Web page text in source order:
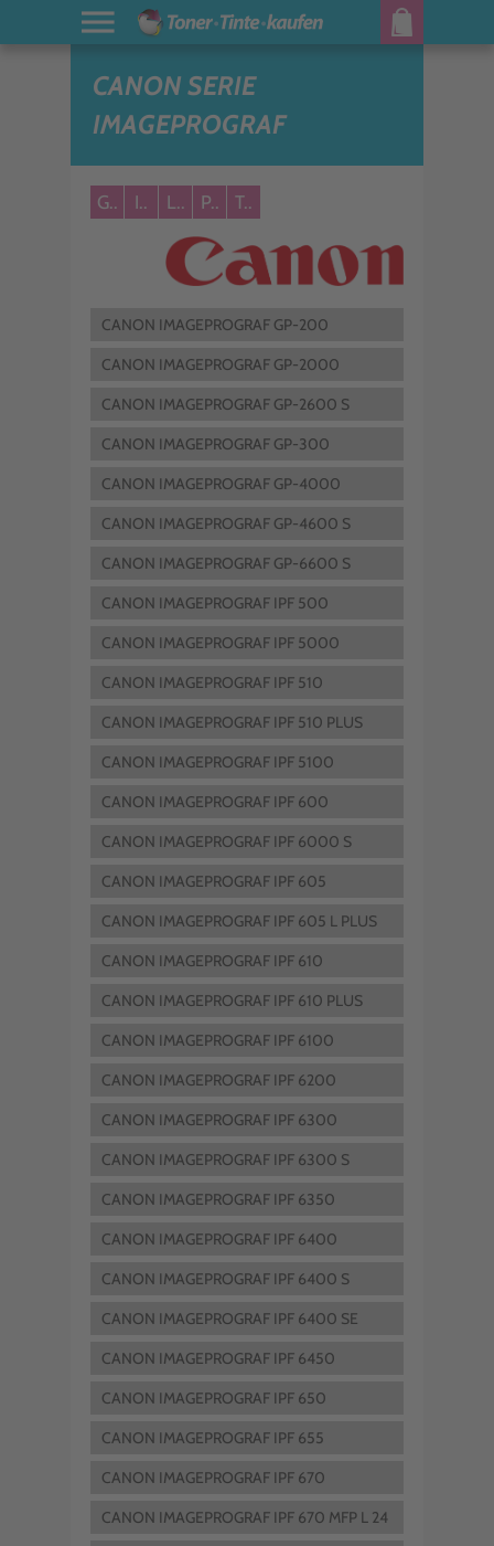
CANON SERIE
IMAGEPROGRAF
G.. I.. L.. P.. T..
CANON IMAGEPROGRAF GP-200
CANON IMAGEPROGRAF GP-2000
CANON IMAGEPROGRAF GP-2600 S
CANON IMAGEPROGRAF GP-300
CANON IMAGEPROGRAF GP-4000
CANON IMAGEPROGRAF GP-4600 S
CANON IMAGEPROGRAF GP-6600 S
CANON IMAGEPROGRAF IPF 500
CANON IMAGEPROGRAF IPF 5000
CANON IMAGEPROGRAF IPF 510
CANON IMAGEPROGRAF IPF 510 PLUS
CANON IMAGEPROGRAF IPF 5100
CANON IMAGEPROGRAF IPF 600
CANON IMAGEPROGRAF IPF 6000 S
CANON IMAGEPROGRAF IPF 605
CANON IMAGEPROGRAF IPF 605 L PLUS
CANON IMAGEPROGRAF IPF 610
CANON IMAGEPROGRAF IPF 610 PLUS
CANON IMAGEPROGRAF IPF 6100
CANON IMAGEPROGRAF IPF 6200
CANON IMAGEPROGRAF IPF 6300
CANON IMAGEPROGRAF IPF 6300 S
CANON IMAGEPROGRAF IPF 6350
CANON IMAGEPROGRAF IPF 6400
CANON IMAGEPROGRAF IPF 6400 S
CANON IMAGEPROGRAF IPF 6400 SE
CANON IMAGEPROGRAF IPF 6450
CANON IMAGEPROGRAF IPF 650
CANON IMAGEPROGRAF IPF 655
CANON IMAGEPROGRAF IPF 670
CANON IMAGEPROGRAF IPF 670 MFP L 24